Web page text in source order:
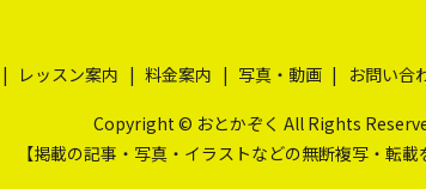
レッスン案内 料金案内 写真・動画 お問い合
Copyright © おとかぞく All Rights
【掲載の記事・写真・イラストなどの無断複写・転載